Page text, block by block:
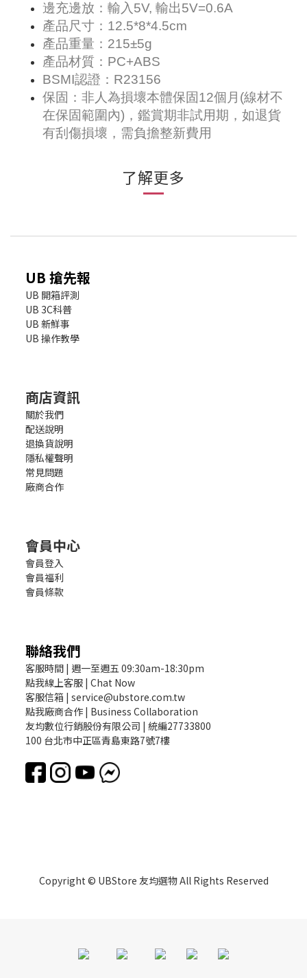
邊充邊放：輸入5V, 輸出5V=0.6A
產品尺寸：12.5*8*4.5cm
產品重量：215±5g
產品材質：PC+ABS
BSMI認證：R23156
保固：非人為損壞本體保固12個月(線材不
在保固範圍內)，鑑賞期非試用期，如退貨
有刮傷損壞，需負擔整新費用
了解更多
UB 搶先報
UB 開箱評測
UB 3C科普
UB 新鮮事
UB 操作教學
商店資訊
關於我們
配送說明
退換貨說明
隱私權聲明
常見問題
廠商合作
會員中心
會員登入
會員福利
會員條款
聯絡我們
客服時間 | 週一至週五 09:30am-18:30pm
點我線上客服 | Chat Now
客服信箱 | service@ubstore.com.tw
點我廠商合作 | Business Collaboration
友均數位行銷股份有限公司 | 統編27733800
100 台北市中正區青島東路7號7樓
Copyright © UBStore 友均選物 All Rights Reserved